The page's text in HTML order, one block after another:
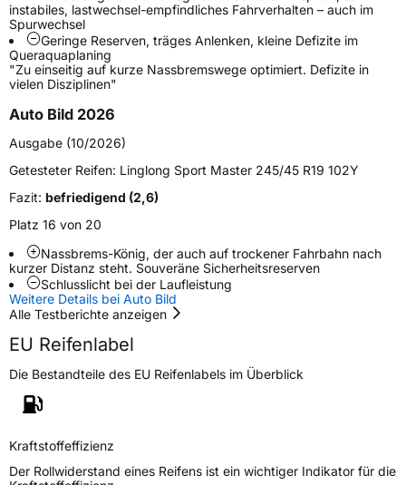
SchlauchtypTL
ZustandNeureifen
VerstärktXL
EffizienzC
Rollgeräusch (Klasse)A
FahrzeugklasseC1
3PMSF / Schneeflockensymbol / Alpine-Symbol
EisgripNein
EPREL ID695358
instabiles, lastwechsel-empfindliches Fahrverhalten – auch im
Spurwechsel
Geringe Reserven, träges Anlenken, kleine Defizite im
Queraquaplaning
"Zu einseitig auf kurze Nassbremswege optimiert. Defizite in
vielen Disziplinen"
Auto Bild 2026
Ausgabe (10/2026)
Getesteter Reifen: Linglong Sport Master 245/45 R19 102Y
Fazit: befriedigend (2,6)
Platz 16 von 20
Nassbrems-König, der auch auf trockener Fahrbahn nach
kurzer Distanz steht. Souveräne Sicherheitsreserven
Schlusslicht bei der Laufleistung
Weitere Details bei Auto Bild
Alle Testberichte anzeigen
EU Reifenlabel
Die Bestandteile des EU Reifenlabels im Überblick
Kraftstoffeffizienz
Der Rollwiderstand eines Reifens ist ein wichtiger Indikator für die